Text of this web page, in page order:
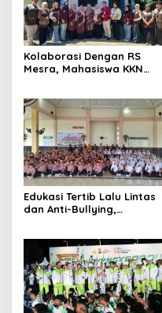
Kolaborasi Dengan RS
Mesra, Mahasiswa KKN
Posyandu Kampung Petas
Edukasi Tertib Lalu Lintas
dan Anti-Bullying,
di SD IT Al-Fatih Duri